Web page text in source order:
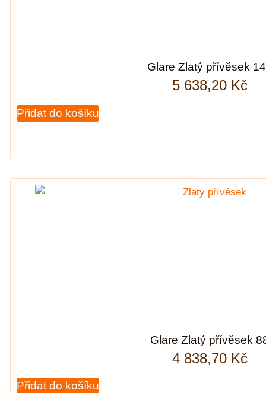
Glare Zlatý přívěsek
5 638,20 Kč
Přidat do košíku
Glare Zlatý přívěsek
4 838,70 Kč
Přidat do košíku